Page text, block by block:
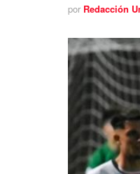
por Redacción